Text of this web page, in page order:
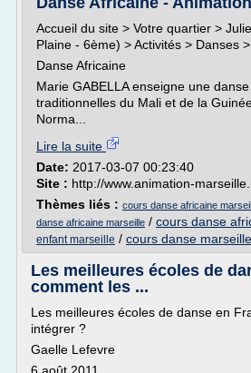
Accueil du site > Votre quartier >
Plaine - 6ème) > Activités > Danses
Danse Africaine
Marie GABELLA enseigne une
traditionnelles du Mali et de la
Norma...
Lire la suite
Date: 2017-03-07 00:23:40
Site : http://www.animation-
Thèmes liés : cours danse africaine
danse africaine marseille / cours danse
enfant marseille / cours danse marseille
Les meilleures écoles de
comment les ...
Les meilleures écoles de danse en
intégrer ?
Gaelle Lefevre